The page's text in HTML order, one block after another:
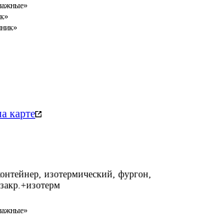
карте
изотермический, фургон,